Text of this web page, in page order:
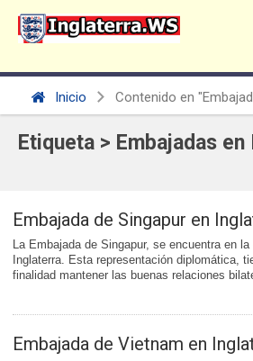
Inicio Contenido en
Etiqueta > Embajadas
Embajada de Singapur en
La Embajada de Singapur, se encuentra en
Inglaterra. Esta representación diplomática,
finalidad mantener las buenas relaciones
Embajada de Vietnam en